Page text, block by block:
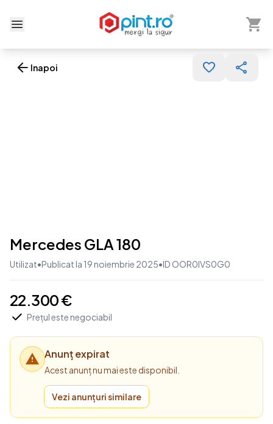
Deschide meniu
Arată
Inapoi
Mercedes GLA 180
Utilizat•Publicat la 19 noiembrie 2025•ID OOR0IVS0G0
22.300 €
Prețul este negociabil
Anunț expirat
Acest anunț nu mai este disponibil.
Vezi anunțuri similare